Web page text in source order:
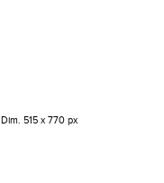
Dim. 515 x 770 px